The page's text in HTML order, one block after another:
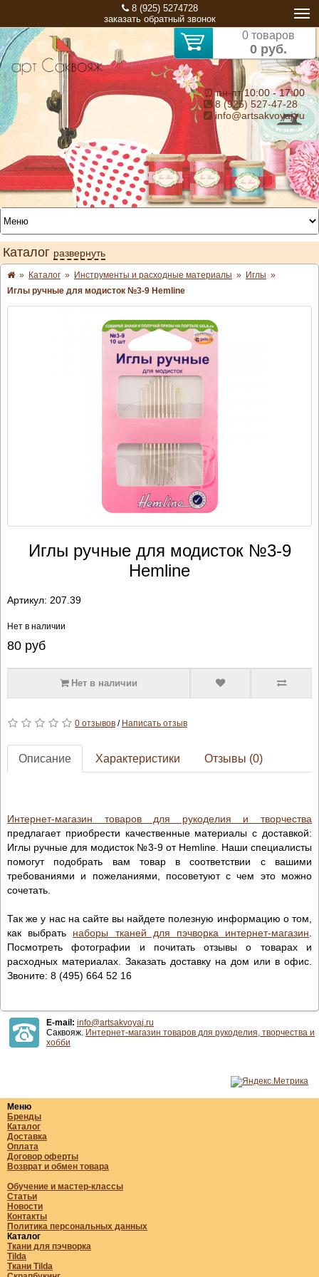
8 (925) 5274728
заказать обратный звонок
0 товаров
0 руб.
⏰ пн-пт 10:00 - 17:00
8 (925) 527-47-28
info@artsakvoyaj.ru
Каталог развернуть
» Каталог » Инструменты и расходные материалы » Иглы »
Иглы ручные для модисток №3-9 Hemline
Иглы ручные для модисток №3-9
Hemline
Артикул: 207.39
Нет в наличии
80руб
Нет в наличии
0 отзывов/ Написать отзыв
Описание Характеристики Отзывы (0)
Интернет-магазин товаров для рукоделия и творчества
предлагает приобрести качественные материалы с доставкой:
Иглы ручные для модисток №3-9 от Hemline. Наши специалисты
помогут подобрать вам товар в соответствии с вашими
требованиями и пожеланиями, посоветуют с чем это можно
сочетать.
Так же у нас на сайте вы найдете полезную информацию о том,
как выбрать наборы тканей для пэчворка интернет-магазин
Посмотреть фотографии и почитать отзывы о товарах и
расходных материалах. Заказать доставку на дом или в офис.
Звоните: 8 (495) 664 52 16
E-mail: info@artsakvoyaj.ru
Саквояж. Интернет-магазин товаров для рукоделия, творчества и
хобби
Меню
Бренды
Каталог
Доставка
Оплата
Договор оферты
Возврат и обмен товара
Обучение и мастер-классы
Статьи
Новости
Контакты
Политика персональных данных
Каталог
Ткани для пэчворка
Tilda
Ткани Tilda